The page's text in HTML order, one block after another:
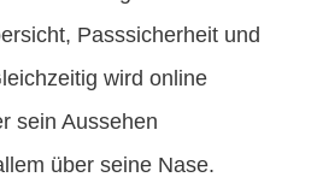
Passsicherheit und
wird online
sein Aussehen
über seine Nase.